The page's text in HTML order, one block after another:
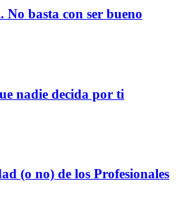
basta con ser bueno
nadie decida por ti
(o no) de los Profesionales